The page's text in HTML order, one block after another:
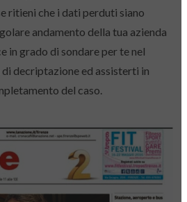
ritieni che i dati perduti siano
andamento della tua azienda
in grado di sondare per te nel
decriptazione ed assisterti in
del caso.